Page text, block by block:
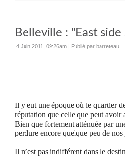
Belleville : "East
4 Juin 2011, 09:26am | Publié par barreteau
Il y eut une époque où le quartier
réputation que celle que peut
Bien que fortement atténuée par
perdure encore quelque peu de nos
Il n’est pas indifférent dans le